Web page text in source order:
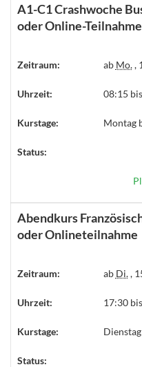
A1-C1 Crashwoche
oder Online-Teilnahme
Zeitraum: ab Mo.,
Uhrzeit: 08:15
Kurstage: Montag
Status:
Abendkurs
oder Onlineteilnahme
Zeitraum: ab Di.,
Uhrzeit: 17:30
Kurstage: Dienstag
Status: